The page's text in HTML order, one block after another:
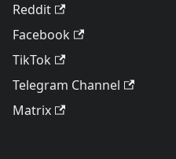
Reddit
Facebook
TikTok
Telegram Channel
Matrix